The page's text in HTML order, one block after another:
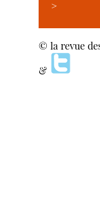
>
© la revue
&